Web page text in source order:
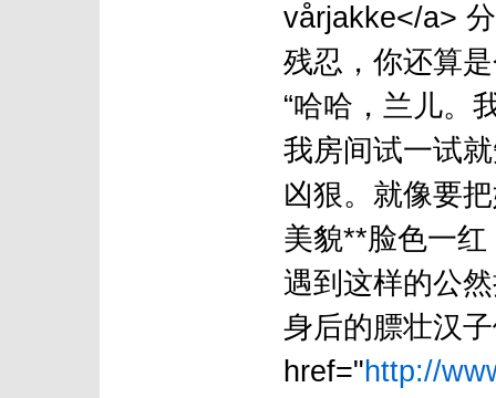
vårjakke</a>
残忍，你还算
“哈哈，兰儿。
我房间试一试
凶狠。就像要
美貌**脸色一红
遇到这样的公
身后的膘壮汉
href="http://